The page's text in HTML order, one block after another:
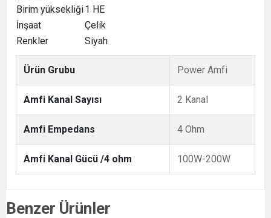
Birim yüksekliği1 HE
İnşaat
Çelik
Renkler
Siyah
Ürün Grubu Power Amfi
Amfi Kanal Sayısı 2 Kanal
Amfi Empedans 4 Ohm
Amfi Kanal Gücü /4 ohm 100W-200W
Benzer Ürünler